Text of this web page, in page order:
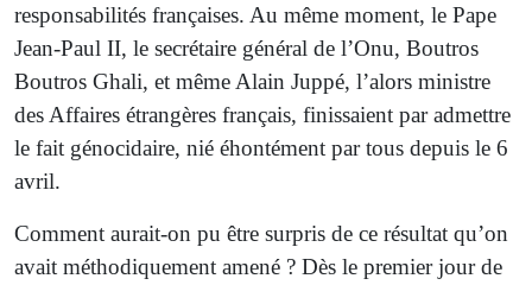
responsabilités françaises. Au même moment, le Pape
Jean-Paul II, le secrétaire général de l’Onu, Boutros
Boutros Ghali, et même Alain Juppé, l’alors ministre
des Affaires étrangères français, finissaient par admettre
le fait génocidaire, nié éhontément par tous depuis le 6
avril.
Comment aurait-on pu être surpris de ce résultat qu’on
avait méthodiquement amené ? Dès le premier jour de